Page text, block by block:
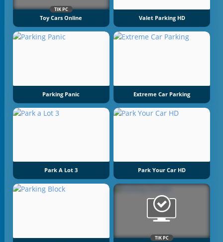
TIK PC
Toy Cars Online Valet Parking HD
Parking Panic Extreme Car Parking
Park A Lot 3 Park Your Car HD
TIK PC